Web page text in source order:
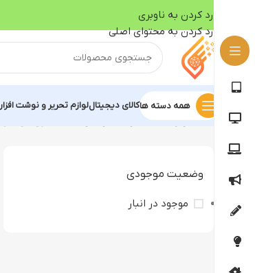
رد کردن به ناوبری
رد کردن به محتوای اصلی
همه دسته هاکالای دیجیتاللوازم تحریر و نوشت افزار
خانه لوازم جانبی گوشی موبایل
وضعیت موجودی
موجود در انبار